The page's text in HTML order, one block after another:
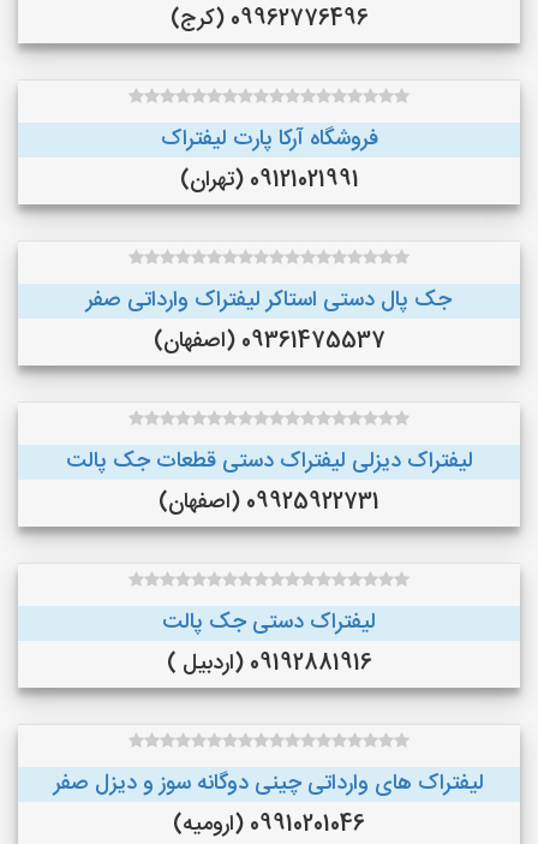
09962776496 (کرج)
فروشگاه آرکا پارت لیفتراک
09121021991 (تهران)
جک پال دستی استاکر لیفتراک وارداتی صفر
09361475537 (اصفهان)
لیفتراک دیزلی لیفتراک دستی قطعات جک پالت
09925922731 (اصفهان)
لیفتراک دستی جک پالت
09192881916 (اردبیل )
لیفتراک های وارداتی چینی دوگانه سوز و دیزل صفر
09910201046 (ارومیه)